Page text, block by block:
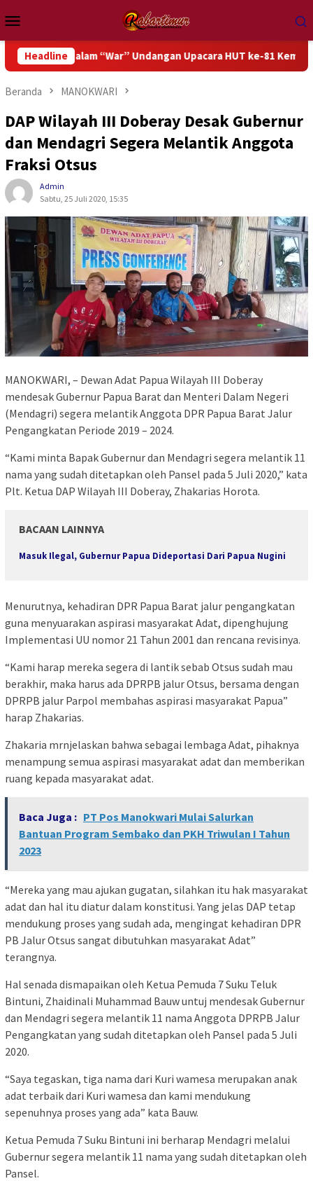
ke
kontenMobile
Headline
“War” Undangan Upacara HUT ke-81 Kemerdekaan RI
Beranda MANOKWARI
DAP Wilayah III Doberay Desak Gubernur
dan Mendagri Segera Melantik Anggota
Fraksi Otsus
Admin
Sabtu, 25 Juli 2020, 15:35
MANOKWARI, – Dewan Adat Papua Wilayah III Doberay
mendesak Gubernur Papua Barat dan Menteri Dalam Negeri
(Mendagri) segera melantik Anggota DPR Papua Barat Jalur
Pengangkatan Periode 2019 – 2024.
“Kami minta Bapak Gubernur dan Mendagri segera melantik 11
nama yang sudah ditetapkan oleh Pansel pada 5 Juli 2020,” kata
Plt. Ketua DAP Wilayah III Doberay, Zhakarias Horota.
BACAAN LAINNYA
Masuk Ilegal, Gubernur Papua Dideportasi Dari Papua Nugini
Menurutnya, kehadiran DPR Papua Barat jalur pengangkatan
guna menyuarakan aspirasi masyarakat Adat, dipenghujung
Implementasi UU nomor 21 Tahun 2001 dan rencana revisinya.
“Kami harap mereka segera di lantik sebab Otsus sudah mau
berakhir, maka harus ada DPRPB jalur Otsus, bersama dengan
DPRPB jalur Parpol membahas aspirasi masyarakat Papua”
harap Zhakarias.
Zhakaria mrnjelaskan bahwa sebagai lembaga Adat, pihaknya
menampung semua aspirasi masyarakat adat dan memberikan
ruang kepada masyarakat adat.
Baca Juga : PT Pos Manokwari Mulai Salurkan
Bantuan Program Sembako dan PKH Triwulan I Tahun
2023
“Mereka yang mau ajukan gugatan, silahkan itu hak masyarakat
adat dan hal itu diatur dalam konstitusi. Yang jelas DAP tetap
mendukung proses yang sudah ada, mengingat kehadiran DPR
PB Jalur Otsus sangat dibutuhkan masyarakat Adat”
terangnya.
Hal senada dismapaikan oleh Ketua Pemuda 7 Suku Teluk
Bintuni, Zhaidinali Muhammad Bauw untuj mendesak Gubernur
dan Mendagri segera melantik 11 nama Anggota DPRPB Jalur
Pengangkatan yang sudah ditetapkan oleh Pansel pada 5 Juli
2020.
“Saya tegaskan, tiga nama dari Kuri wamesa merupakan anak
adat terbaik dari Kuri wamesa dan kami mendukung
sepenuhnya proses yang ada” kata Bauw.
Ketua Pemuda 7 Suku Bintuni ini berharap Mendagri melalui
Gubernur segera melantik 11 nama yang sudah ditetapkan oleh
Pansel.